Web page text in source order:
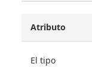
Atributo
El tipo